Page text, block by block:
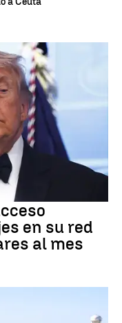
en su red
al mes